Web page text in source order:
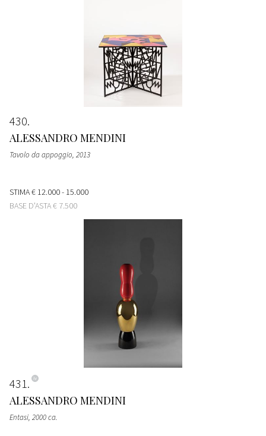
430
ALESSANDRO MENDINI
Tavolo da appoggio, 2013
STIMA€ 12.000 - 15.000
BASE D'ASTA€ 7.500
431
ALESSANDRO MENDINI
Entasi, 2000 ca.